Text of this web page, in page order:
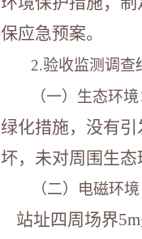
保应急预案。
2.验收监测调查
（一）生态环境
绿化措施，没有
坏，未对周围生态
（二）电磁环境
站址四周场界